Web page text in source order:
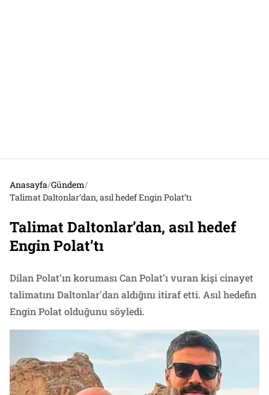
Anasayfa/Gündem/
Talimat Daltonlar’dan, asıl hedef Engin Polat’tı
Talimat Daltonlar’dan, asıl hedef
Engin Polat’tı
Dilan Polat’ın koruması Can Polat’ı vuran kişi cinayet
talimatını Daltonlar'dan aldığını itiraf etti. Asıl hedefin
Engin Polat olduğunu söyledi.